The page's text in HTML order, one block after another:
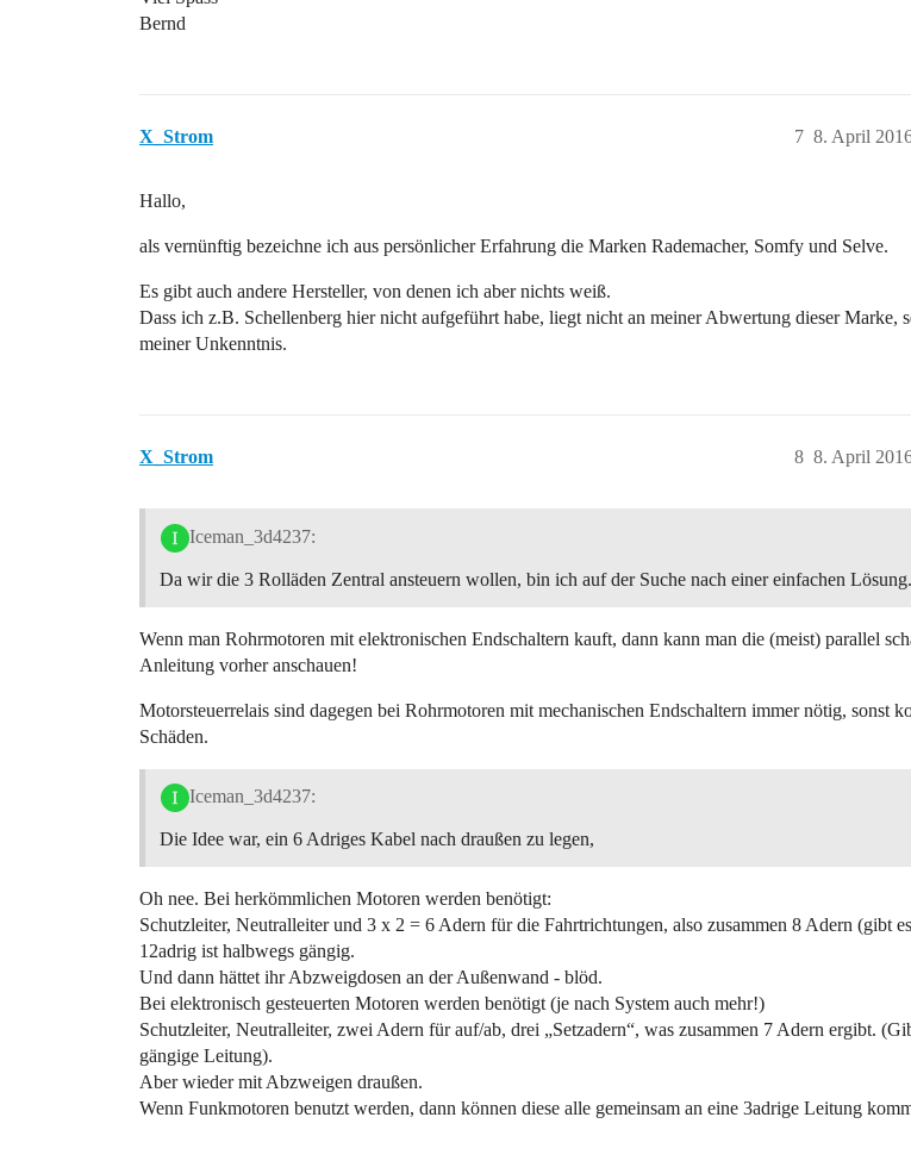
Bernd
X_Strom 8. April
7
Hallo,
als vernünftig bezeichne ich aus persönlicher Erfahrung die Marken Rademacher, Somfy und Selve.
Es gibt auch andere Hersteller, von denen ich aber nichts weiß.
Dass ich z.B. Schellenberg hier nicht aufgeführt habe, liegt nicht an meiner Abwertung dieser Marke,
meiner Unkenntnis.
X_Strom 8. April
8
Iceman_3d4237:
Da wir die 3 Rolläden Zentral ansteuern wollen, bin ich auf der Suche nach einer einfachen Lösung.
Wenn man Rohrmotoren mit elektronischen Endschaltern kauft, dann kann man die (meist) parallel
Anleitung vorher anschauen!
Motorsteuerrelais sind dagegen bei Rohrmotoren mit mechanischen Endschaltern immer nötig, sonst
Schäden.
Iceman_3d4237:
Die Idee war, ein 6 Adriges Kabel nach draußen zu legen,
Oh nee. Bei herkömmlichen Motoren werden benötigt:
Schutzleiter, Neutralleiter und 3 x 2 = 6 Adern für die Fahrtrichtungen, also zusammen 8 Adern (gibt
12adrig ist halbwegs gängig.
Und dann hättet ihr Abzweigdosen an der Außenwand - blöd.
Bei elektronisch gesteuerten Motoren werden benötigt (je nach System auch mehr!)
Schutzleiter, Neutralleiter, zwei Adern für auf/ab, drei „Setzadern“, was zusammen 7 Adern ergibt.
gängige Leitung).
Aber wieder mit Abzweigen draußen.
Wenn Funkmotoren benutzt werden, dann können diese alle gemeinsam an eine 3adrige Leitung